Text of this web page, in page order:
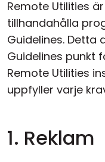
Remote Utilities
tillhandahålla
Guidelines. Detta
Guidelines punkt
Remote Utilities
uppfyller varje
1. Reklam